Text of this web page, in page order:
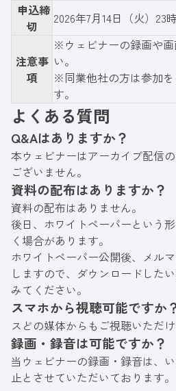
申込締
切
2026年7月14日（火）23
注意事
項
※ウェビナーの録画や
い。
※同業他社の方は参加
す。
よくある質問
Q&Aはありますか？
本ウェビナーはアーカイブ配信
ございません。
資料の配布はありますか？
資料の配布はありません。
後日、ホワイトペーパーという
く場合があります。
ホワイトペーパー公開後、メル
しますので、ダウンロードした
みてください。
スマホから視聴可能ですか
スどの媒体からもご視聴いただけ
録画・録音は可能ですか？
当ウェビナーの録画・録音は、
止とさせていただいております。